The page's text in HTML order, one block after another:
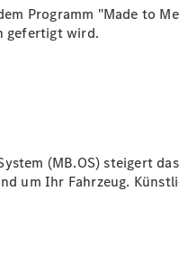
Programm "Made to
gefertigtwird.
(MB.OS) steigert
um Ihr Fahrzeug.